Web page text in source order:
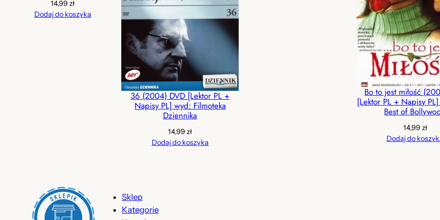
14,99zł
Dodaj do koszyka
36 (2004) DVD [Lektor PL +
Napisy PL] wyd: Filmoteka
Dziennika
14,99zł
Dodaj do koszyka
Bo to jest miłość
[Lektor PL + Napisy
Best of
14,99 zł
Dodaj do
Sklep
Kategorie